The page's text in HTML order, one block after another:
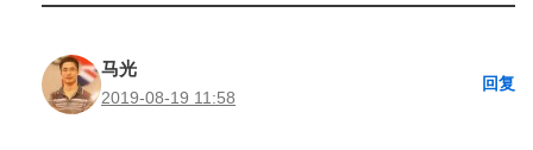
马光
2019-08-19 11:58
回复